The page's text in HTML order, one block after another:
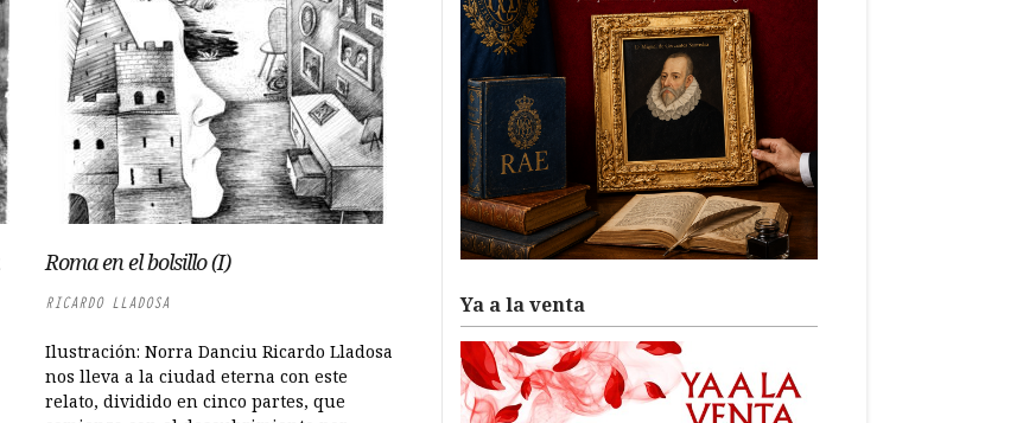
Roma en el bolsillo (I)
RICARDO LLADOSA
Ilustración: Norra Danciu Ricardo Lladosa
nos lleva a la ciudad eterna con este
relato, dividido en cinco partes, que
Ya a la venta